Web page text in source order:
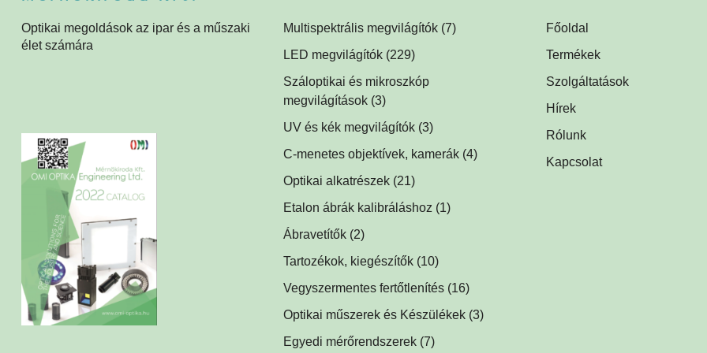
Optikai megoldások az ipar és a műszaki
élet számára
Multispektrális megvilágítók (7)
Multispektrális dóm megvilágítók
Multispektrális háttérvilágítók
LED megvilágítók (229)
Gyűrűvilágítók
(1)
Súrlófények (1)
Égboltvilágítók (1)
Koaxiális világítók (2)
Háttérvilágítók (5)
SPOT megvilágítók (1)
SPOT vetítők (1)
Mátrix megvilágítók (2)
Csíkvetítők (1)
Egyedi megvilágítók (2)
Száloptikai és mikroszkóp
megvilágítások (3)
UV és kék megvilágítók (3)
UV és kék megvilágítások fluoreszcens
alkalmazáshoz
C-menetes objektívek, kamerák (4)
Optikai alkatrészek (21)
Műszerüvegek
(1)
Optikai tükrök, prizmák
Lencsék
(1)
Optikai szűrők
(5)
Védőüvegek
Etalon ábrák kalibráláshoz (1)
Ábravetítők (2)
Tartozékok, kiegészítők (10)
LED tápegységek
(1)
Kábelek
(1)
C-menetes közdarabok
(1)
Vegyszermentes fertőtlenítés (16)
Vírusölő és baktériumölő réz fólia
(12)
UV-C légfertőtlenítő
(3)
Optikai műszerek és Készülékek (3)
Egyedi mérőrendszerek (7)
Főoldal
Termékek
Szolgáltatások
Hírek
Rólunk
Kapcsolat